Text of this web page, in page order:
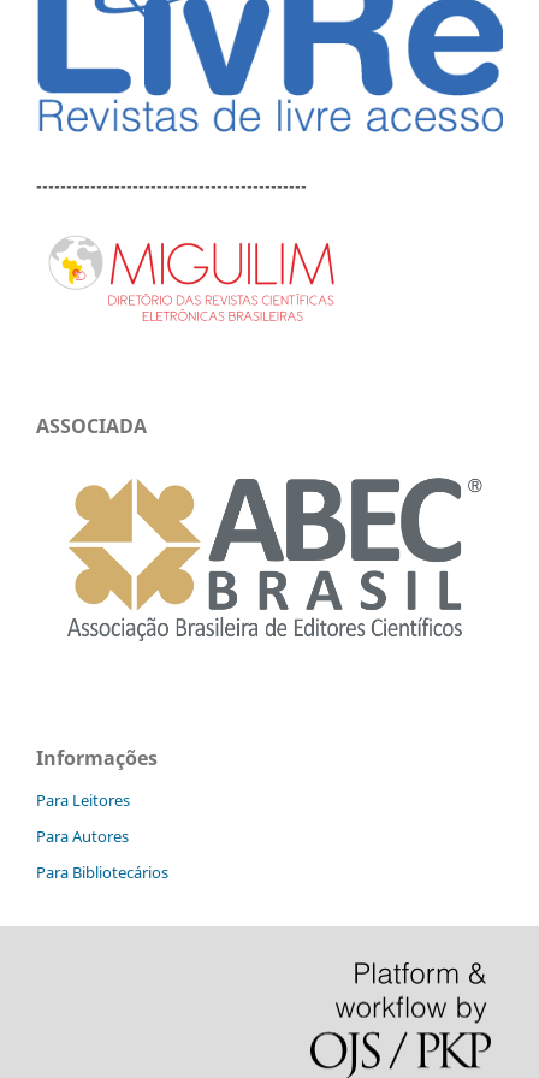
---------------------------------------------
ASSOCIADA
Informações
Para Leitores
Para Autores
Para Bibliotecários